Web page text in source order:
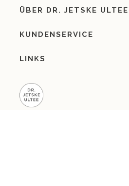
ÜBER DR. JETSKE ULTEE
KUNDENSERVICE
LINKS